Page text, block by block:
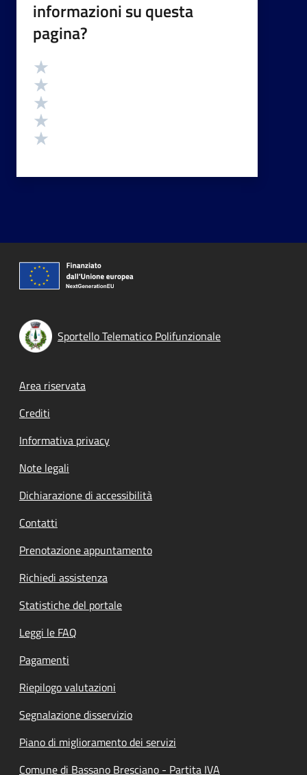
informazioni su questa
pagina?
Valutazione
Sportello Telematico Polifunzionale
Footer menu
Area riservata
Crediti
Informativa privacy
Note legali
Dichiarazione di accessibilità
Contatti
Prenotazione appuntamento
Richiedi assistenza
Statistiche del portale
Leggi le FAQ
Pagamenti
Riepilogo valutazioni
Segnalazione disservizio
Piano di miglioramento dei servizi
Comune di Bassano Bresciano - Partita IVA